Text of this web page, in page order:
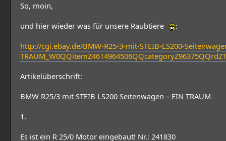
So, moin,
und hier wieder was für unsere Raubtiere
:
http://cgi.ebay.de/BMW-R25-3-mit-STEIB-LS200-
Artikelüberschrift:
BMW R25/3 mit STEIB LS200 Seitenwagen – EIN TRAUM
1.
Es ist ein R 25/0 Motor eingebaut! Nr.: 241830